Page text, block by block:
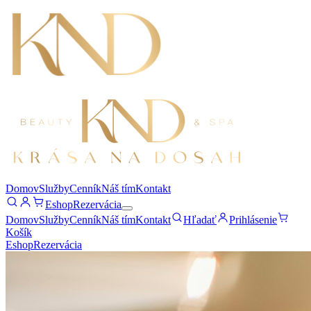
DomovSlužbyCenníkNáš tímKontakt
EshopRezervácia
DomovSlužbyCenníkNáš tímKontakt Hľadať
Prihlásenie
Košík
EshopRezervácia